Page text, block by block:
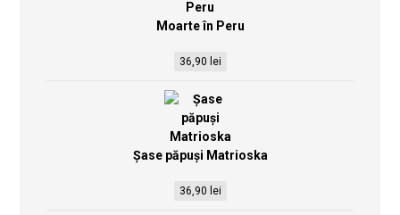
Moarte în Peru
36,90 lei
Șase păpuși Matrioska
36,90 lei